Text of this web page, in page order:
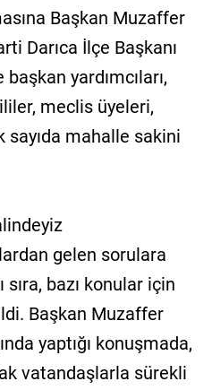
Başkan Muzaffer
Darıca İlçe Başkanı
yardımcıları,
meclis üyeleri,
mahalle sakini
gelen sorulara
bazı konular için
Başkan Muzaffer
yaptığı konuşmada,
vatandaşlarla sürekli